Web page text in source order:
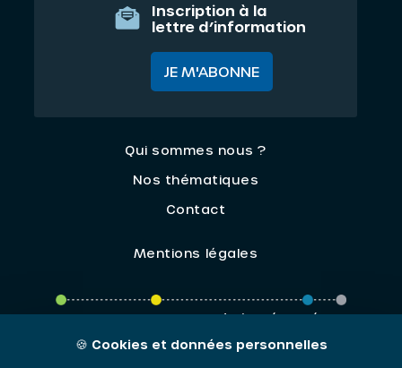
Inscription à la
lettre d’information
JE M'ABONNE
Qui sommes nous ?
Nos thématiques
Contact
Mentions légales
ORIV - 2026 / Tous droits réservés
🍪 Cookies et données personnelles